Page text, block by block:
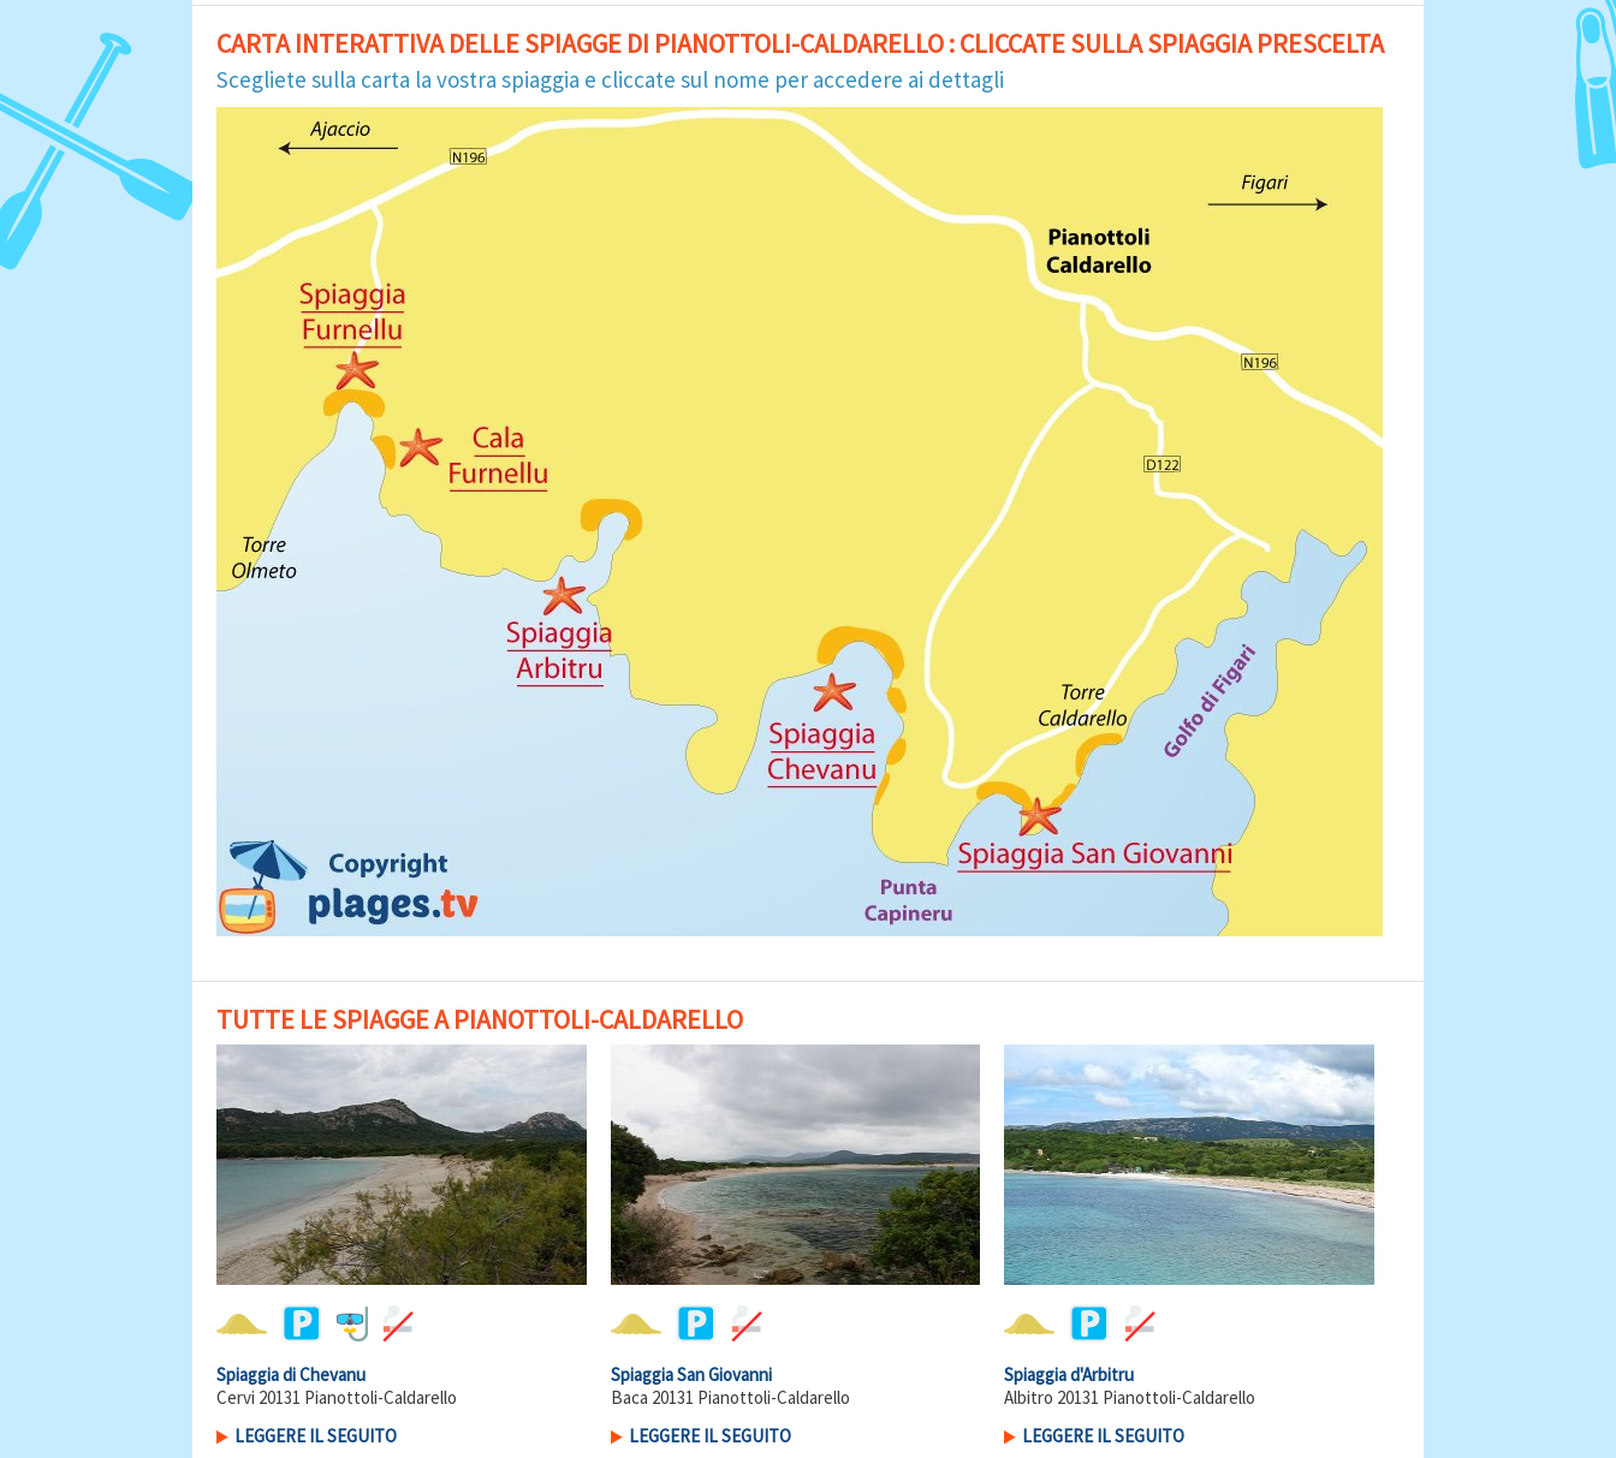
CARTA INTERATTIVA DELLE SPIAGGE DI PIANOTTOLI-CALDARELLO : CLICCATE SULLA SPIAGGIA PRESCELTA
Scegliete sulla carta la vostra spiaggia e cliccate sul nome per accedere ai dettagli
TUTTE LE SPIAGGE A PIANOTTOLI-CALDARELLO
Spiaggia di Chevanu
Cervi 20131 Pianottoli-Caldarello
LEGGERE IL SEGUITO
Spiaggia San Giovanni
Baca 20131 Pianottoli-Caldarello
LEGGERE IL SEGUITO
Spiaggia d'Arbitru
Albitro 20131 Pianottoli-Caldarello
LEGGERE IL SEGUITO